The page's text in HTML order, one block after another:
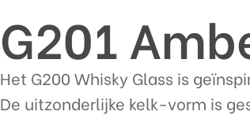
G201
Het G200 Whisky Glass is
De uitzonderlijke kelk-vorm is